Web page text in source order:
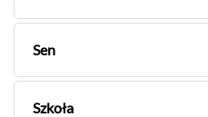
Sen
Szkoła